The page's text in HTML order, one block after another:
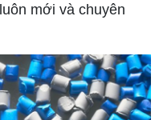
mới và chuyên